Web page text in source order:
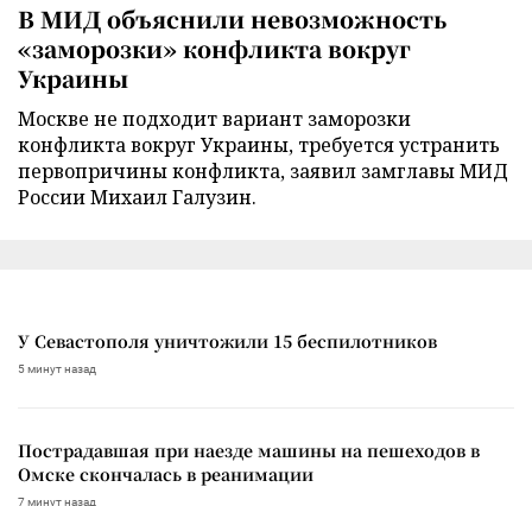
В МИД объяснили невозможность
«заморозки» конфликта вокруг
Украины
Москве не подходит вариант заморозки
конфликта вокруг Украины, требуется устранить
первопричины конфликта, заявил замглавы МИД
России Михаил Галузин.
У Севастополя уничтожили 15 беспилотников
5 минут назад
Пострадавшая при наезде машины на пешеходов в
Омске скончалась в реанимации
7 минут назад